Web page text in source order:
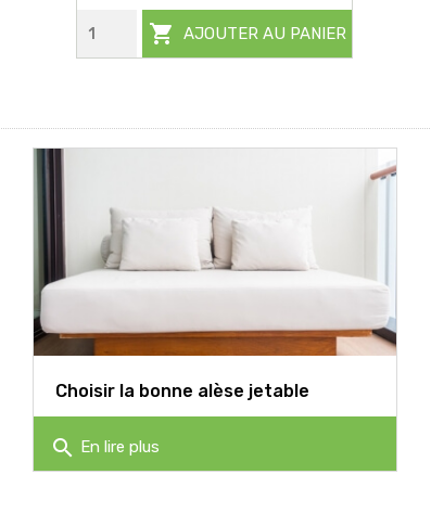
 AJOUTER AU PANIER
Choisir la bonne alèse jetable
search En lire plus